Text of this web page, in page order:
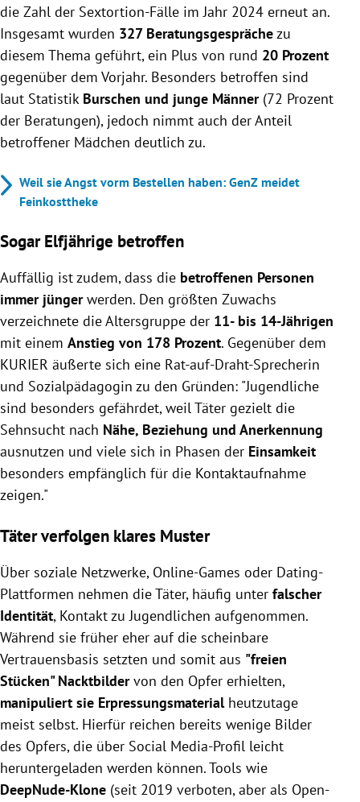
die Zahl der Sextortion-Fälle im Jahr 2024 erneut an.
Insgesamt wurden 327 Beratungsgesprächezu
diesem Thema geführt, ein Plus von rund 20 Prozent
gegenüber dem Vorjahr. Besonders betroffen sind
laut Statistik Burschen und junge Männer(72 Prozent
der Beratungen), jedoch nimmt auch der Anteil
betroffener Mädchen deutlich zu.
Weil sie Angst vorm Bestellen haben: GenZ meidet
Feinkosttheke
Sogar Elfjährige betroffen
Auffällig ist zudem, dass die betroffenen Personen
immer jüngerwerden. Den größten Zuwachs
verzeichnete die Altersgruppe der 11- bis 14-Jährigen
mit einem Anstieg von 178 Prozent. Gegenüber dem
KURIER äußerte sich eine Rat-auf-Draht-Sprecherin
und Sozialpädagogin zu den Gründen: "Jugendliche
sind besonders gefährdet, weil Täter gezielt die
Sehnsucht nach Nähe, Beziehung und Anerkennung
ausnutzen und viele sich in Phasen der Einsamkeit
besonders empfänglich für die Kontaktaufnahme
zeigen."
Täter verfolgen klares Muster
Über soziale Netzwerke, Online-Games oder Dating-
Plattformen nehmen die Täter, häufig unter falscher
Identität, Kontakt zu Jugendlichen aufgenommen.
Während sie früher eher auf die scheinbare
Vertrauensbasis setzten und somit aus "freien
Stücken" Nacktbildervon den Opfer erhielten,
manipuliert sie Erpressungsmaterialheutzutage
meist selbst. Hierfür reichen bereits wenige Bilder
des Opfers, die über Social Media-Profil leicht
heruntergeladen werden können. Tools wie
DeepNude-Klone (seit 2019 verboten, aber als Open-